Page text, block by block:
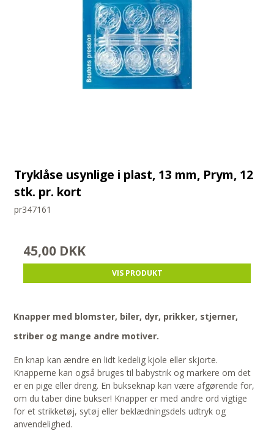
Tryklåse usynlige i plast, 13 mm, Prym, 12
stk. pr. kort
pr347161
45,00 DKK
VIS PRODUKT
Knapper med blomster, biler, dyr, prikker, stjerner,
striber og mange andre motiver.
En knap kan ændre en lidt kedelig kjole eller skjorte.
Knapperne kan også bruges til babystrik og markere om det
er en pige eller dreng. En bukseknap kan være afgørende for,
om du taber dine bukser! Knapper er med andre ord vigtige
for et strikketøj, sytøj eller beklædningsdels udtryk og
anvendelighed.